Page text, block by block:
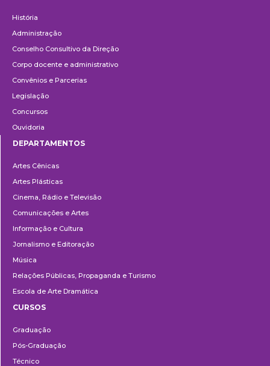
História
Administração
Conselho Consultivo da Direção
Corpo docente e administrativo
Convênios e Parcerias
Legislação
Concursos
Ouvidoria
DEPARTAMENTOS
Artes Cênicas
Artes Plásticas
Cinema, Rádio e Televisão
Comunicações e Artes
Informação e Cultura
Jornalismo e Editoração
Música
Relações Públicas, Propaganda e Turismo
Escola de Arte Dramática
CURSOS
Graduação
Pós-Graduação
Técnico